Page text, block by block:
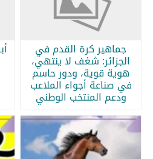
جماهير كرة القدم في
الجزائر: شغف لا ينتهي،
هوية قوية، ودور حاسم
في صناعة أجواء الملاعب
ودعم المنتخب الوطني